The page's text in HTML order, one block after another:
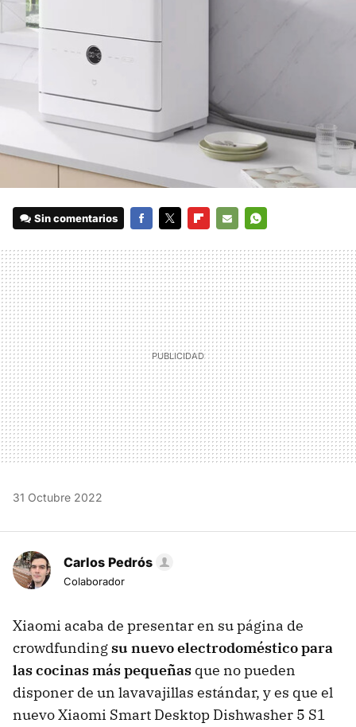
Sin comentarios
MAIL
31 Octubre 2022
Carlos Pedrós
Colaborador
Xiaomi acaba de presentar en su página de
crowdfundingsu nuevo electrodoméstico para
las cocinas más pequeñas que no pueden
disponer de un lavavajillas estándar, y es que el
nuevo Xiaomi Smart Desktop Dishwasher 5 S1